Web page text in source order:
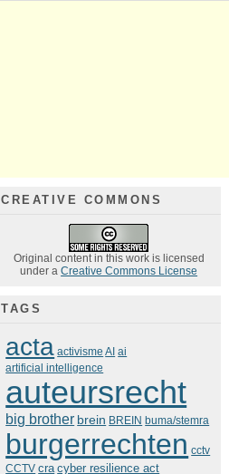
CREATIVE COMMONS
Original content in this work is licensed
under aCreative Commons License
TAGS
acta activisme AI ai
artificial intelligence
auteursrecht
big brother brein BREIN buma/stemra
burgerrechten cctv
CCTV cra cyber resilience act